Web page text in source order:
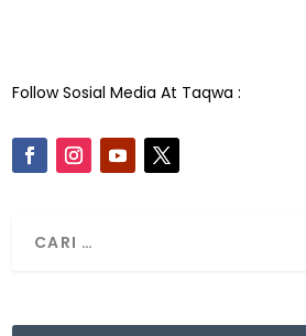
Follow Sosial Media At Taqwa :